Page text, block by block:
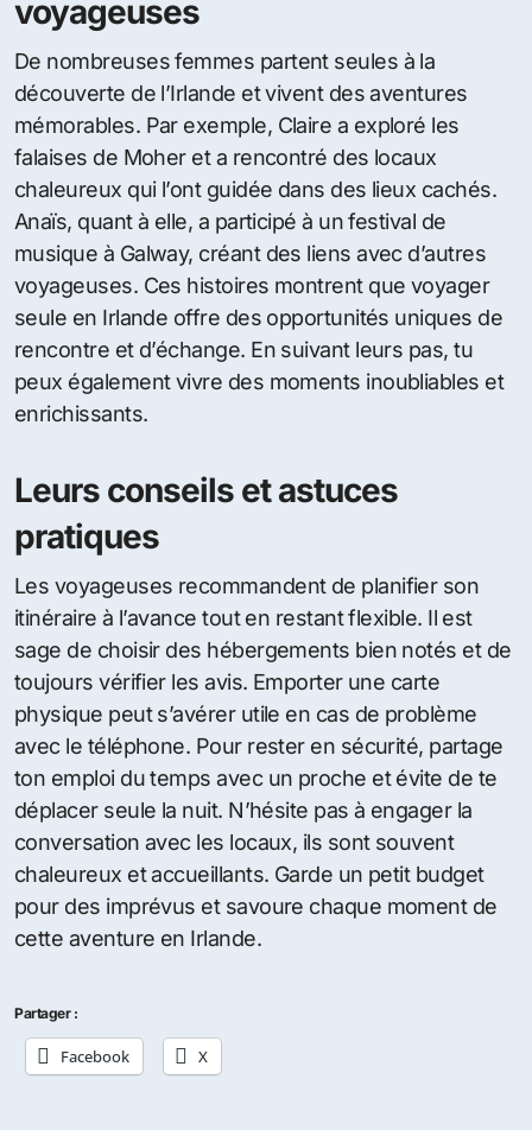
voyageuses
De nombreuses femmes partent seules à la
découverte de l’Irlande et vivent des aventures
mémorables. Par exemple, Claire a exploré les
falaises de Moher et a rencontré des locaux
chaleureux qui l’ont guidée dans des lieux cachés.
Anaïs, quant à elle, a participé à un festival de
musique à Galway, créant des liens avec d’autres
voyageuses. Ces histoires montrent que voyager
seule en Irlande offre des opportunités uniques de
rencontre et d’échange. En suivant leurs pas, tu
peux également vivre des moments inoubliables et
enrichissants.
Leurs conseils et astuces
pratiques
Les voyageuses recommandent de planifier son
itinéraire à l’avance tout en restant flexible. Il est
sage de choisir des hébergements bien notés et de
toujours vérifier les avis. Emporter une carte
physique peut s’avérer utile en cas de problème
avec le téléphone. Pour rester en sécurité, partage
ton emploi du temps avec un proche et évite de te
déplacer seule la nuit. N’hésite pas à engager la
conversation avec les locaux, ils sont souvent
chaleureux et accueillants. Garde un petit budget
pour des imprévus et savoure chaque moment de
cette aventure en Irlande.
Partager :
Facebook X